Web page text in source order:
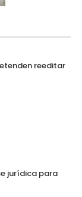
reeditar
jurídica para